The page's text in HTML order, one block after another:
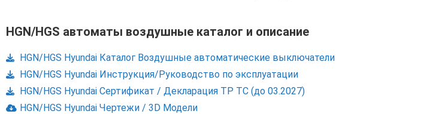
HGN/HGS автоматы воздушные каталог и описание
HGN/HGS Hyundai Каталог Воздушные автоматические выключатели
HGN/HGS Hyundai Инструкция/Руководство по эксплуатации
HGN/HGS Hyundai Сертификат / Декларация ТР ТС (до 03.2027)
HGN/HGS Hyundai Чертежи / 3D Модели